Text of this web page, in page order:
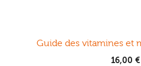
Guide des vitamines et
16,00 €